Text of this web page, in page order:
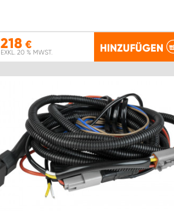
218 €
EXKL. 20 % MWST. HINZUFÜGEN